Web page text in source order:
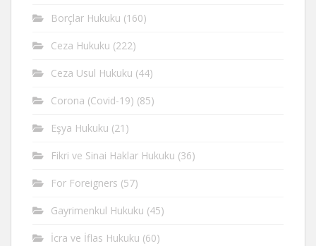
Borçlar Hukuku (160)
Ceza Hukuku (222)
Ceza Usul Hukuku (44)
Corona (Covid-19) (85)
Eşya Hukuku (21)
Fikri ve Sinai Haklar Hukuku (36)
For Foreigners (57)
Gayrimenkul Hukuku (45)
İcra ve İflas Hukuku (60)